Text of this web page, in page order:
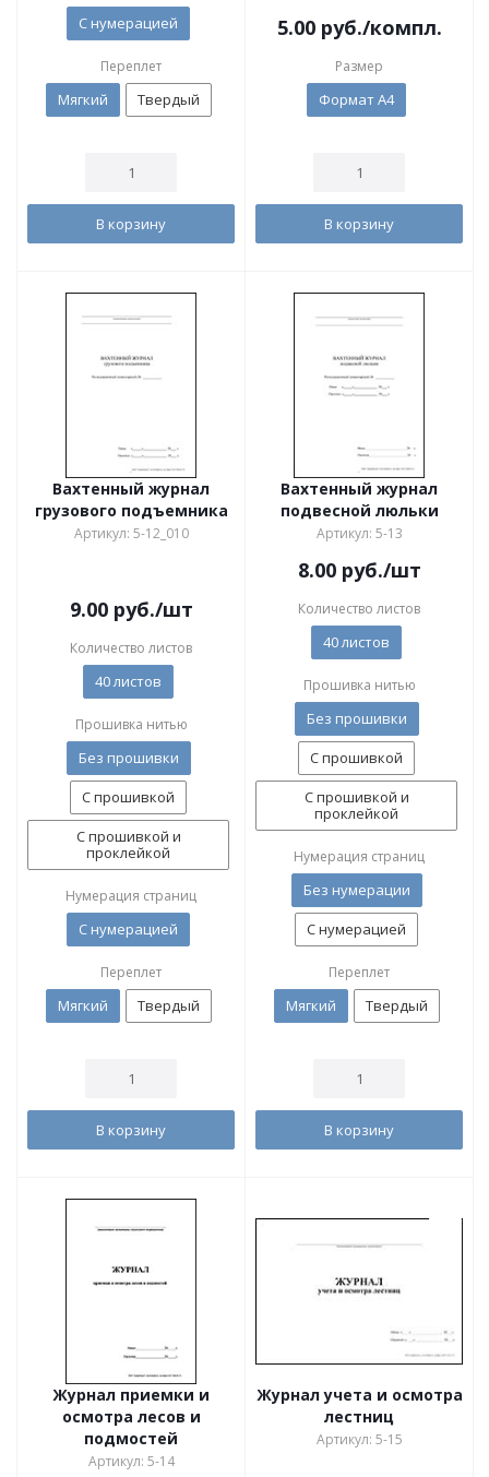
С нумерацией
Переплет
Мягкий Твердый
В корзину
5.00руб./компл.
Размер
Формат А4
В корзину
Вахтенный журнал
грузового подъемника
Артикул: 5-12_010
9.00руб./шт
Количество листов
40 листов
Прошивка нитью
Без прошивки
С прошивкой
С прошивкой и
проклейкой
Нумерация страниц
С нумерацией
Переплет
Мягкий Твердый
В корзину
Вахтенный журнал
подвесной люльки
Артикул: 5-13
8.00руб./шт
Количество листов
40 листов
Прошивка нитью
Без прошивки
С прошивкой
С прошивкой и
проклейкой
Нумерация страниц
Без нумерации
С нумерацией
Переплет
Мягкий Твердый
В корзину
Журнал приемки и
осмотра лесов и
подмостей
Артикул: 5-14
Журнал учета и осмотра
лестниц
Артикул: 5-15